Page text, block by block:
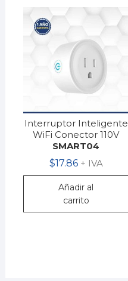
Interruptor Inteligente
WiFi Conector 110V
SMART04
$17.86 + IVA
Añadir al
carrito